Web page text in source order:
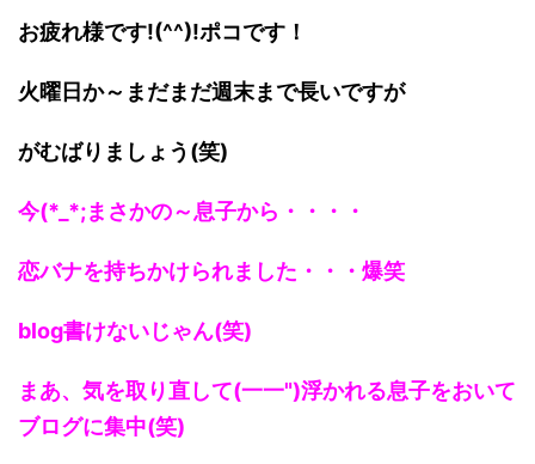
お疲れ様です!(^^)!ポコです！
火曜日か～まだまだ週末まで長いですが
がむばりましょう(笑)
今(*_*;まさかの～息子から・・・・
恋バナを持ちかけられました・・・爆笑
blog書けないじゃん(笑)
まあ、気を取り直して(一一")浮かれる息子をおいて
ブログに集中(笑)